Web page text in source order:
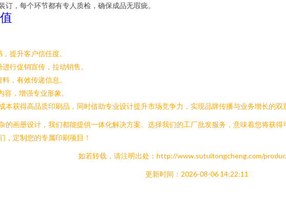
订，每个环节都有专人质检，确保成品无瑕疵。
提升客户信任度。
行促销宣传，拉动销售。
，有效传递信息。
容，增强专业形象。
本获得高品质印刷品，同时借助专业设计提升市场竞争力，实现品牌传播与业务增长的双
的画册设计，我们都能提供一体化解决方案。选择我们的工厂批发服务，意味着您将获
，定制您的专属印刷项目！
如若转载，请注明出处：http://www.sutuitongcheng.com/
更新时间：2026-08-06 14:22:11